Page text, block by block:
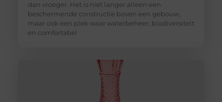
dan vroeger. Het is niet langer alleen een
beschermende constructie boven een gebouw,
maar ook een plek waar waterbeheer, biodiversiteit
en comfortabel